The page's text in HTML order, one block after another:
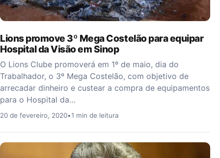
Lions promove 3º Mega Costelão para equipar
Hospital da Visão em Sinop
O Lions Clube promoverá em 1º de maio, dia do
Trabalhador, o 3º Mega Costelão, com objetivo de
arrecadar dinheiro e custear a compra de equipamentos
para o Hospital da…
20 de fevereiro, 2020•1 min de leitura